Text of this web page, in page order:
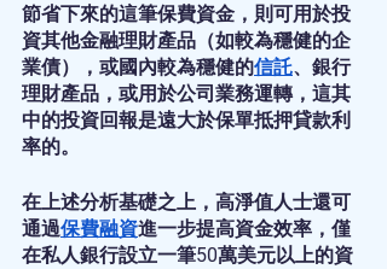
節省下來的這筆保費資金，則可用於投
資其他金融理財產品（如較為穩健的企
業債），或國內較為穩健的信託、銀行
理財產品，或用於公司業務運轉，這其
中的投資回報是遠大於保單抵押貸款利
率的。
在上述分析基礎之上，高淨值人士還可
通過保費融資進一步提高資金效率，僅
在私人銀行設立一筆50萬美元以上的資